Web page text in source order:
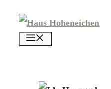
Zum
Inhalt
springen